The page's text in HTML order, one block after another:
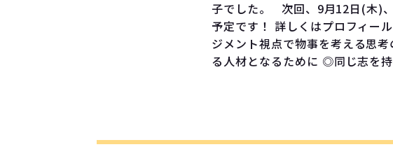
子でした。 次回、9月12日(木)
予定です！ 詳しくはプロフィ
ジメント視点で物事を考える思
る人材となるために ◎同じ志を